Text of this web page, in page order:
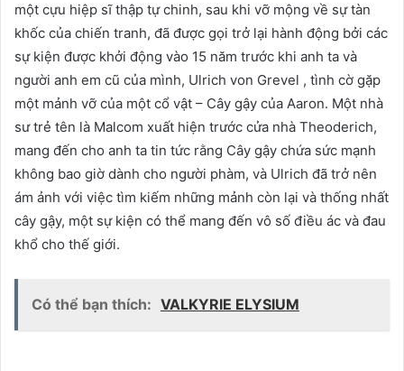
một cựu hiệp sĩ thập tự chinh, sau khi vỡ mộng về sự tàn
khốc của chiến tranh, đã được gọi trở lại hành động bởi các
sự kiện được khởi động vào 15 năm trước khi anh ta và
người anh em cũ của mình, Ulrich von Grevel , tình cờ gặp
một mảnh vỡ của một cổ vật – Cây gậy của Aaron. Một nhà
sư trẻ tên là Malcom xuất hiện trước cửa nhà Theoderich,
mang đến cho anh ta tin tức rằng Cây gậy chứa sức mạnh
không bao giờ dành cho người phàm, và Ulrich đã trở nên
ám ảnh với việc tìm kiếm những mảnh còn lại và thống nhất
cây gậy, một sự kiện có thể mang đến vô số điều ác và đau
khổ cho thế giới.
Có thể bạn thích: VALKYRIE ELYSIUM